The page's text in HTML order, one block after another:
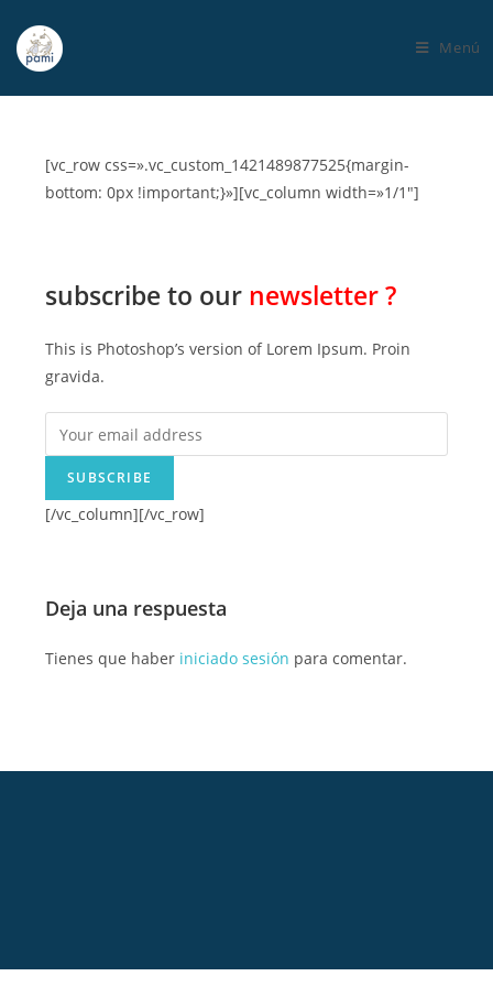
Menú
[vc_row css=».vc_custom_1421489877525{margin-
bottom: 0px !important;}»][vc_column width=»1/1″]
subscribe to our newsletter ?
This is Photoshop’s version of Lorem Ipsum. Proin
gravida.
SUBSCRIBE
[/vc_column][/vc_row]
Deja una respuesta
Tienes que haber iniciado sesión para comentar.